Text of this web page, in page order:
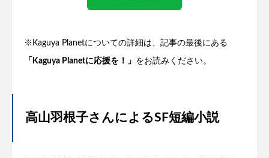
※Kaguya Planetについての詳細は、記事の最後にある
「Kaguya Planetに応援を！」 をお読みください。
高山羽根子さんによるSF短編小説